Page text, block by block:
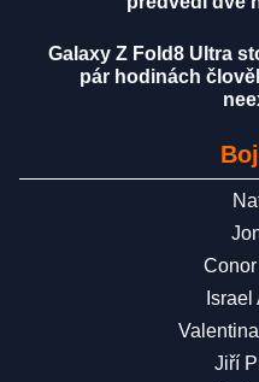
Galaxy Z Fold8 Ultra
pár hodinách
Jiří